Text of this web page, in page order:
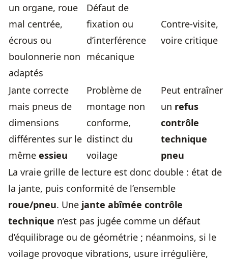
un organe, roue
mal centrée,
écrous ou
boulonnerie non
adaptés
Défaut de
fixation ou
d’interférence
mécanique
Contre-visite,
voire critique
Jante correcte
mais pneus de
dimensions
différentes sur le
même essieu
Problème de
montage non
conforme,
distinct du
voilage
Peut entraîner
un refus
contrôle
technique
pneu
La vraie grille de lecture est donc double : état de
la jante, puis conformité de l’ensemble
roue/pneu. Une jante abîmée contrôle
technique n’est pas jugée comme un défaut
d’équilibrage ou de géométrie ; néanmoins, si le
voilage provoque vibrations, usure irrégulière,